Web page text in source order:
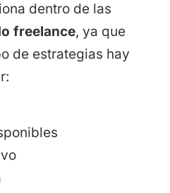
dentro de las
freelance, ya que
de estrategias hay